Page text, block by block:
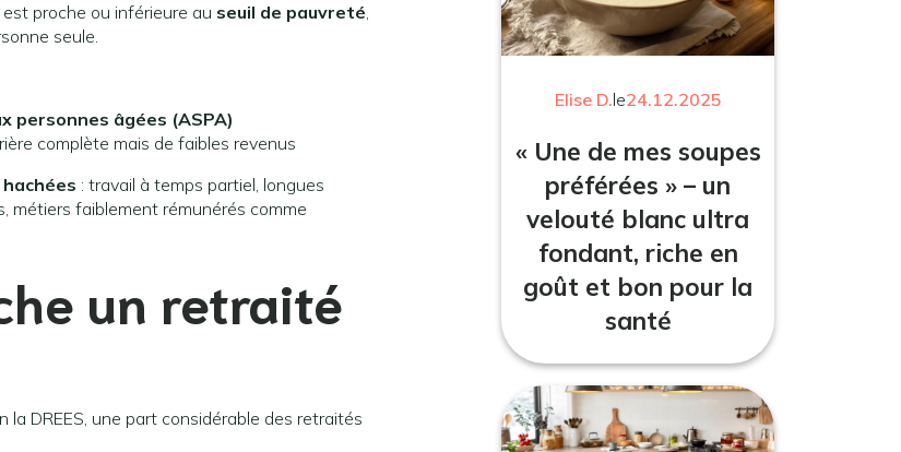
proche ou inférieure au seuil de pauvreté,
seule.
personnes âgées (ASPA)
complète mais de faibles revenus
: travail à temps partiel, longues
métiers faiblement rémunérés comme
un retraité
DREES, une part considérable des retraités
Elise D.le24.12.2025
« Une de mes soupes
préférées » – un
velouté blanc ultra
fondant, riche en
goût et bon pour la
santé